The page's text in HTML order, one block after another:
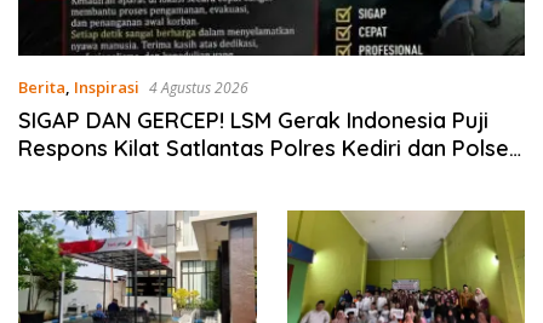
Berita, Inspirasi 4 Agustus 2026
SIGAP DAN GERCEP! LSM Gerak Indonesia Puji
Respons Kilat Satlantas Polres Kediri dan Polsek